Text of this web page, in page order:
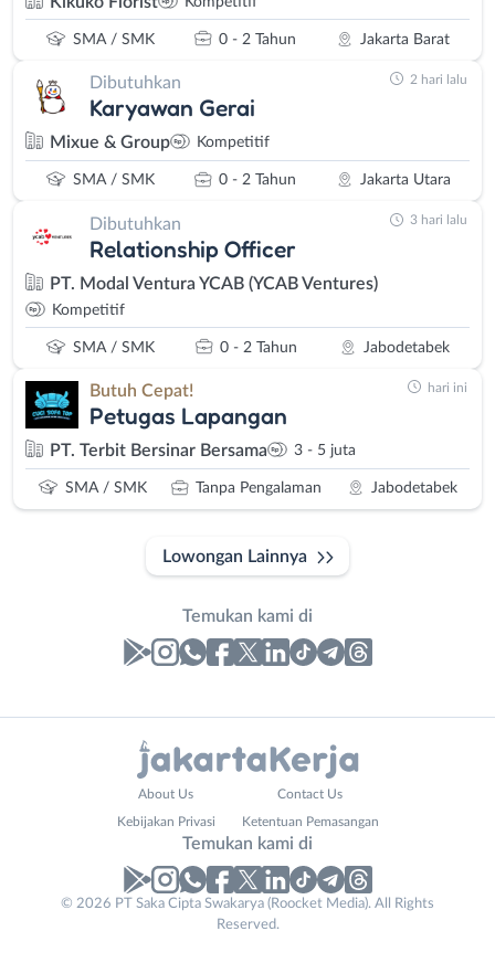
SMA / SMK 0 - 2 Tahun Jakarta Barat
Dibutuhkan
Karyawan Gerai
Mixue & Group Kompetitif
SMA / SMK 0 - 2 Tahun Jakarta Utara
2 hari lalu
Dibutuhkan
Relationship Officer
PT. Modal Ventura YCAB (YCAB Ventures)
Kompetitif
SMA / SMK 0 - 2 Tahun Jabodetabek
3 hari lalu
Butuh Cepat!
Petugas Lapangan
PT. Terbit Bersinar Bersama 3 - 5 juta
SMA / SMK Tanpa Pengalaman Jabodetabek
hari ini
Lowongan Lainnya
Temukan kami di
No. Telp /
About Us Contact Us
Kebijakan Privasi Ketentuan Pemasangan
Temukan kami di
© 2026 PT Saka Cipta Swakarya (Roocket Media). All Rights
Reserved.